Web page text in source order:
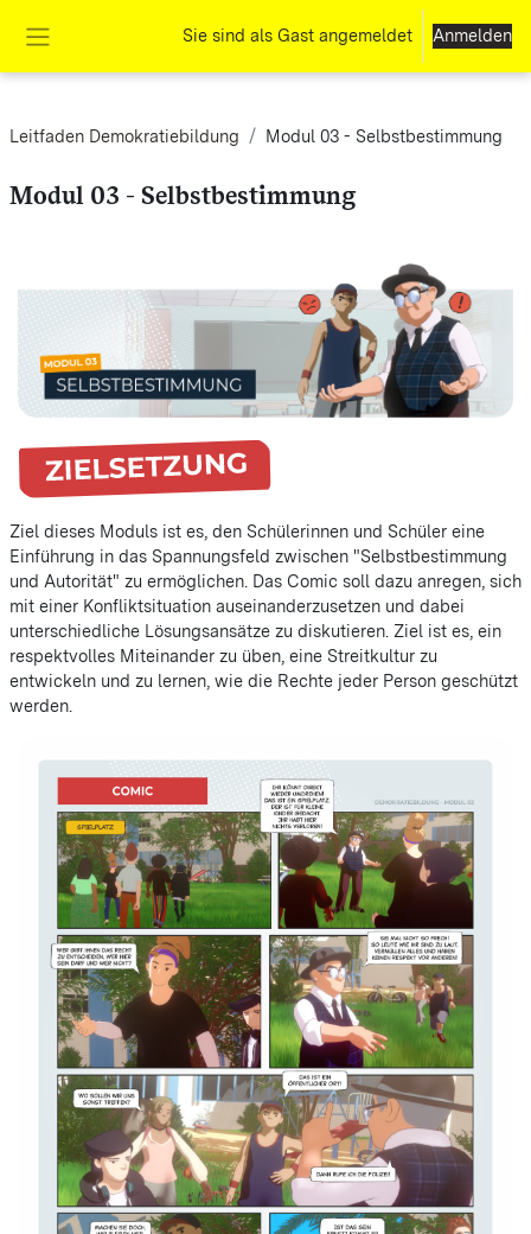
Sie sind als Gast angemeldet Anmelden
Leitfaden Demokratiebildung Modul 03 - Selbstbestimmung
Modul 03 - Selbstbestimmung
Ziel dieses Moduls ist es, den Schülerinnen und Schüler eine
Einführung in das Spannungsfeld zwischen "Selbstbestimmung
und Autorität" zu ermöglichen. Das Comic soll dazu anregen, sich
mit einer Konfliktsituation auseinanderzusetzen und dabei
unterschiedliche Lösungsansätze zu diskutieren. Ziel ist es, ein
respektvolles Miteinander zu üben, eine Streitkultur zu
entwickeln und zu lernen, wie die Rechte jeder Person geschützt
werden.